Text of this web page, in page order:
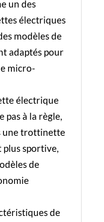
un des
électriques
modèles de
adaptés pour
micro-
électrique
pas à la règle,
une trottinette
sportive,
de
de